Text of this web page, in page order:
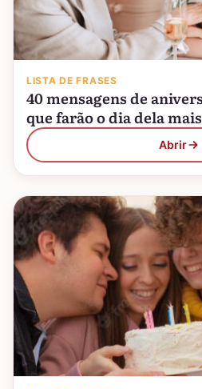
LISTA DE FRASES
40 mensagens de
que farão o dia dela
Abrir